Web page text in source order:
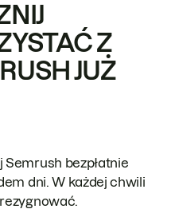
Z
JUŻ
Semrush bezpłatnie
dni. W każdej chwili